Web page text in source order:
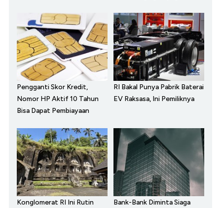
Pengganti Skor Kredit,
Nomor HP Aktif 10 Tahun
Bisa Dapat Pembiayaan
RI Bakal Punya Pabrik Baterai
EV Raksasa, Ini Pemiliknya
Konglomerat RI Ini Rutin
Bank-Bank Diminta Siaga